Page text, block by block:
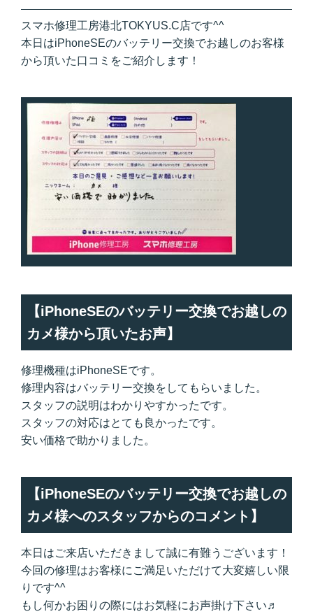
スマホ修理工房港北TOKYUS.C店です^^
本日はiPhoneSEのバッテリー交換でお越しのお客様
から頂いた口コミをご紹介します！
【iPhoneSEのバッテリー交換でお越しの
カメ様から頂いたお声】
修理機種はiPhoneSEです。
修理内容はバッテリー交換をしてもらいました。
スタッフの説明はわかりやすかったです。
スタッフの対応はとても良かったです。
安い価格で助かりました。
【iPhoneSEのバッテリー交換でお越しの
カメ様へのスタッフからのコメント】
本日はご来店いただきまして誠に有難うございます！
今回の修理はお客様にご満足いただけて大変嬉しい限
りです^^
もし何かお困りの際にはお気軽にお声掛け下さい♬